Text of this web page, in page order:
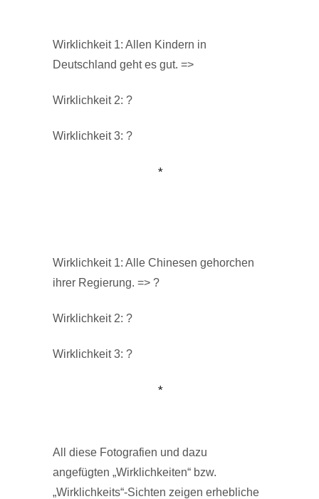
Wirklichkeit 1: Allen Kindern in
Deutschland geht es gut. =>
Wirklichkeit 2: ?
Wirklichkeit 3: ?
*
Wirklichkeit 1: Alle Chinesen gehorchen
ihrer Regierung. => ?
Wirklichkeit 2: ?
Wirklichkeit 3: ?
*
All diese Fotografien und dazu
angefügten „Wirklichkeiten“ bzw.
„Wirklichkeits“-Sichten zeigen erhebliche